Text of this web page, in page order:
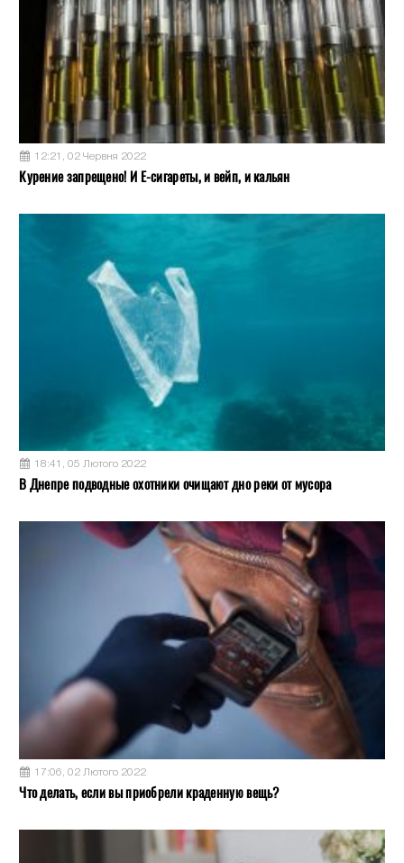
12:21, 02 Червня 2022
Курение запрещено! И Е-сигареты, и вейп, и кальян
18:41, 05 Лютого 2022
В Днепре подводные охотники очищают дно реки от мусора
17:06, 02 Лютого 2022
Что делать, если вы приобрели краденную вещь?